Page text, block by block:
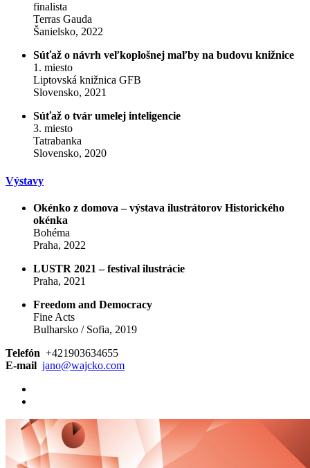
finalista
Terras Gauda
Šanielsko, 2022
Súťaž o návrh veľkoplošnej maľby na budovu knižnice
1. miesto
Liptovská knižnica GFB
Slovensko, 2021
Súťaž o tvár umelej inteligencie
3. miesto
Tatrabanka
Slovensko, 2020
Výstavy
Okénko z domova – výstava ilustrátorov Historického
okénka
Bohéma
Praha, 2022
LUSTR 2021 – festival ilustrácie
Praha, 2021
Freedom and Democracy
Fine Acts
Bulharsko / Sofia, 2019
Telefón +421903634655
E-mail jano@wajcko.com